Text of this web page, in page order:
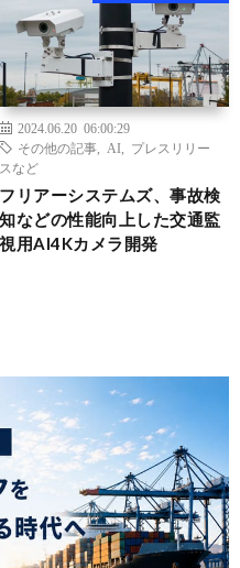
2024.06.20 06:00:29
その他の記事
AI
プレスリリー
スなど
フリアーシステムズ、事故検
知などの性能向上した交通監
視用AI4Kカメラ開発